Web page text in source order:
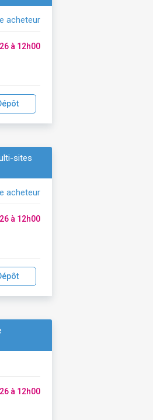
acheteur
à 12h00
sites
acheteur
à 12h00
à 12h00